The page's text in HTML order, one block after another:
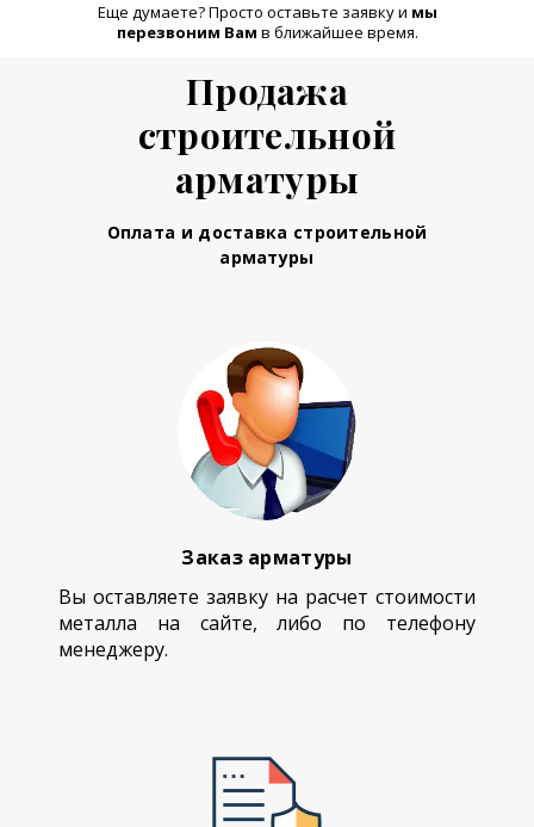
Еще думаете? Просто оставьте заявку и мы
перезвоним Вам в ближайшее время.
Продажа
строительной
арматуры
Оплата и доставка строительной
арматуры
Заказ арматуры
Вы оставляете заявку на расчет стоимости
металла на сайте, либо по телефону
менеджеру.